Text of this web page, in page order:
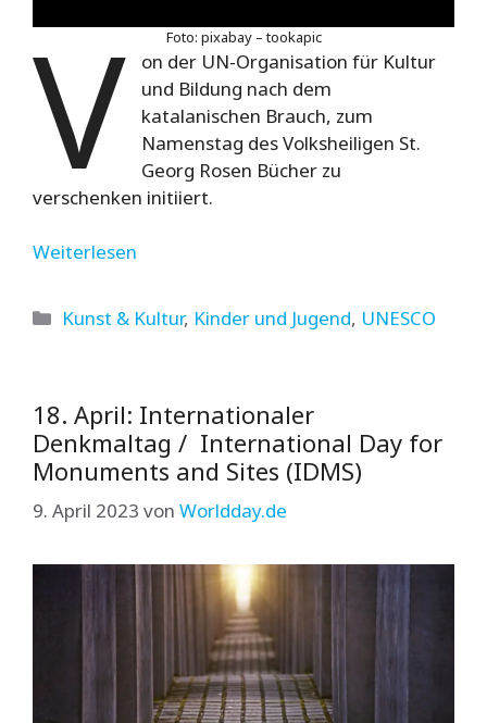
Foto: pixabay – tookapic
V
on der UN-Organisation für Kultur
und Bildung nach dem
katalanischen Brauch, zum
Namenstag des Volksheiligen St.
Georg Rosen Bücher zu
verschenken initiiert.
Weiterlesen
Kategorien
Kunst & Kultur, Kinder und Jugend, UNESCO
18. April: Internationaler
Denkmaltag / International Day for
Monuments and Sites (IDMS)
9. April 2023 von Worldday.de